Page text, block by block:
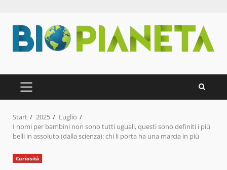
Inhalt
springen
PRIMÄRES
MENÜ
Start 2025
Luglio
I nomi per bambini non sono tutti uguali, questi sono definiti i più
belli in assoluto (dalla scienza): chi li porta ha una marcia in più
Curiosità